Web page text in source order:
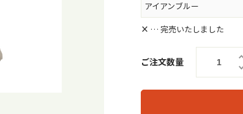
アイアンブルー
× … 完売いたしました
ご注文数量